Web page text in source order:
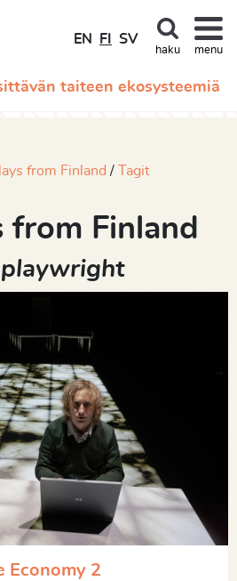
taiteen ekosysteemiä
EN FI SV
haku menu
from Finland Tagit
from Finland
playwright
Economy 2